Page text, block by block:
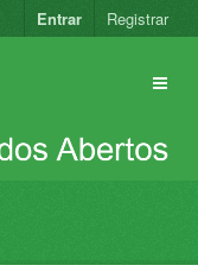
Entrar Registrar